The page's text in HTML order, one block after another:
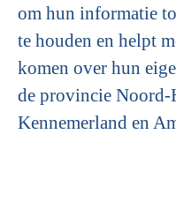
om hun informatie
te houden en helpt
komen over hun
de provincie Noord-
Kennemerland en